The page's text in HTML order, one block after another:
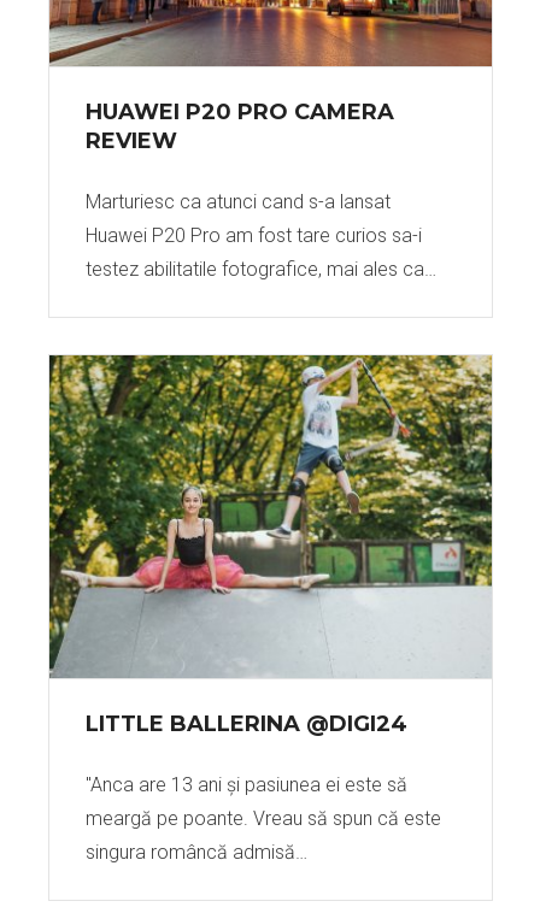
HUAWEI P20 PRO CAMERA
REVIEW
Marturiesc ca atunci cand s-a lansat
Huawei P20 Pro am fost tare curios sa-i
testez abilitatile fotografice, mai ales ca…
LITTLE BALLERINA @DIGI24
"Anca are 13 ani și pasiunea ei este să
meargă pe poante. Vreau să spun că este
singura româncă admisă…